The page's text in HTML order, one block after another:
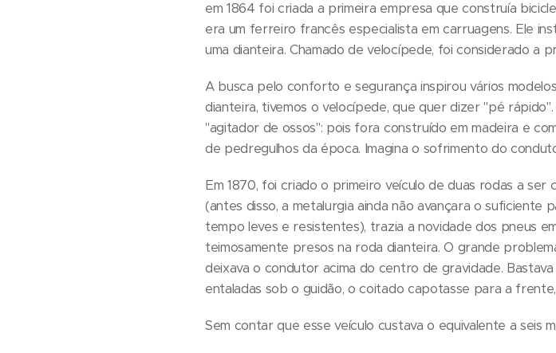
em 1864 foi criada a primeira empresa que construía
era um ferreiro francês especialista em carruagens. Ele
uma dianteira. Chamado de velocípede, foi considerado a
A busca pelo conforto e segurança inspirou vários
dianteira, tivemos o velocípede, que quer dizer "pé
"agitador de ossos": pois fora construído em madeira e
de pedregulhos da época. Imagina o sofrimento do
Em 1870, foi criado o primeiro veículo de duas rodas a
(antes disso, a metalurgia ainda não avançara o
tempo leves e resistentes), trazia a novidade dos pneus
teimosamente presos na roda dianteira. O grande
deixava o condutor acima do centro de gravidade.
entaladas sob o guidão, o coitado capotasse para a
Sem contar que esse veículo custava o equivalente a seis